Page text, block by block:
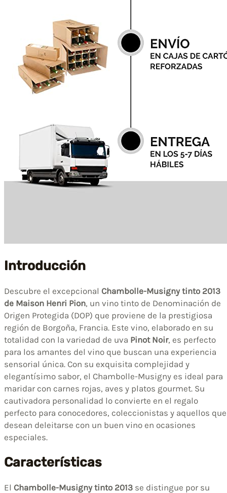
Introducción
Descubre el excepcional Chambolle-Musigny tinto 2013
de Maison Henri Pion, un vino tinto de Denominación de
Origen Protegida (DOP) que proviene de la prestigiosa
región de Borgoña, Francia. Este vino, elaborado en su
totalidad con la variedad de uva Pinot Noir, es perfecto
para los amantes del vino que buscan una experiencia
sensorial única. Con su exquisita complejidad y
elegantísimo sabor, el Chambolle-Musigny es ideal para
maridar con carnes rojas, aves y platos gourmet. Su
cautivadora personalidad lo convierte en el regalo
perfecto para conocedores, coleccionistas y aquellos que
desean deleitarse con un buen vino en ocasiones
especiales.
Características
El Chambolle-Musigny tinto 2013 se distingue por su